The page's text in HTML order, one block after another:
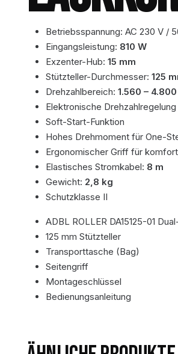
Betriebsspannung: AC 230 V /
Eingangsleistung: 810 W
Exzenter-Hub: 15 mm
Stützteller-Durchmesser: 125
Drehzahlbereich: 1.560 –
Elektronische Drehzahlregelung
Soft-Start-Funktion
Hohes Drehmoment für One-
Ergonomischer Griff für
Elastisches Stromkabel: 8 m
Gewicht: 2,8 kg
Schutzklasse II
ADBL ROLLER DA15125-01
125 mm Stützteller
Transporttasche (Bag)
Seitengriff
Montageschlüssel
Bedienungsanleitung